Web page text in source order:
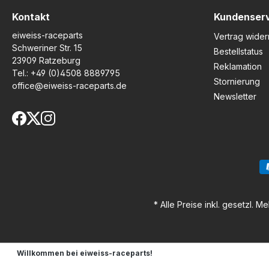
Körperbewegungen, steigert
macht längere Fahrten
spürbar angenehmer. Die
strapazierfähige Oberfläche
ist abriebfest und schützt
den Lack dank einer
hochfesten, lackschonenden
Beschädigungen.
Gleichzeitig lassen sich die
vereint Funktionalität mit
erstklassiger Verarbeitung.
Kontakt
eiweiss-raceparts
Schweriner Str. 15
23909 Ratzeburg
Tel.: +49 (0)4508 8889795
office@eiweiss-raceparts.de
Vertrag
Bestellstatus
Reklamation
Stornierung
Newsletter
* Alle Preise inkl. gesetzl.
Willkommen bei eiweiss-raceparts!